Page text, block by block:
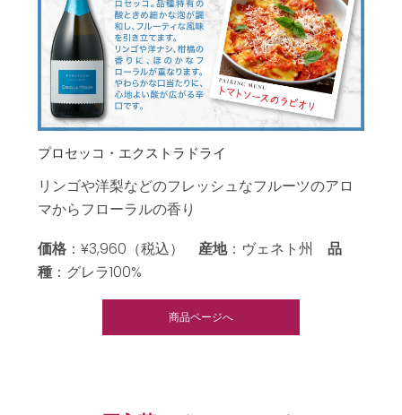
プロセッコ・エクストラドライ
リンゴや洋梨などのフレッシュなフルーツのアロ
マからフローラルの香り
価格 ：¥3,960（税込）産地：ヴェネト州品
種 ：グレラ100%
商品ページへ